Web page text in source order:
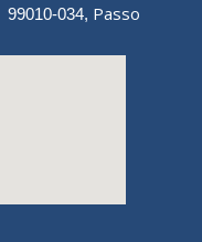
99010-034, Passo